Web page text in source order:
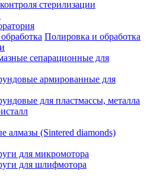
стерилизации
Полировка и обработка
сепарационные для
армированные для
для пластмассы, металла
алмазы (Sintered diamonds)
для микромотора
для шлифмотора